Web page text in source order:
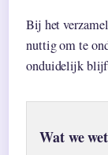
Bij het
nuttig om te
onduidelijk
Wat we